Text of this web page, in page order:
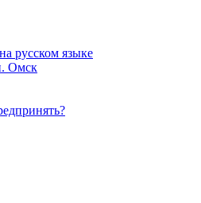
русском языке
Омск